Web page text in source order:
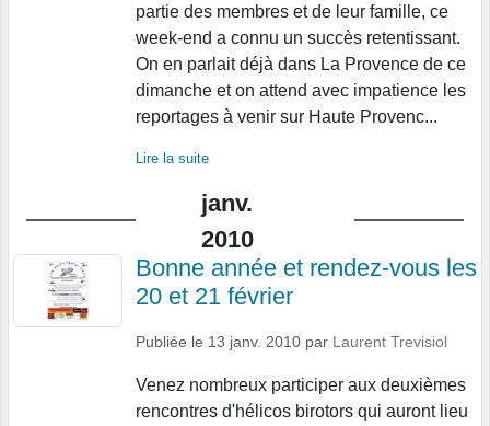
partie des membres et de leur famille, ce
week-end a connu un succès retentissant.
On en parlait déjà dans La Provence de ce
dimanche et on attend avec impatience les
reportages à venir sur Haute Provenc...
Lire la suite
janv.
2010
Bonne année et rendez-vous les
20 et 21 février
Publiée le 13 janv. 2010 par Laurent Trevisiol
Venez nombreux participer aux deuxièmes
rencontres d'hélicos birotors qui auront lieu